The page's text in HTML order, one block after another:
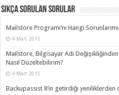
Sıkça Sorulan Sorular
Mailstore Programı’nı Hangi
4 Mart 2015
Mailstore, Bilgisayar Adı Değişikliğinden
Nasıl Düzeltebilirim?
4 Mart 2015
Backupassist 8’in getirdiği yeniliklerden